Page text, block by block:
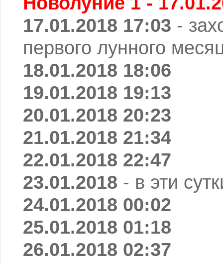
17.01.2018 17:03 -
первого лунного
18.01.2018 18:06
19.01.2018 19:13
20.01.2018 20:23
21.01.2018 21:34
22.01.2018 22:47
23.01.2018 - в эти
24.01.2018 00:02
25.01.2018 01:18
26.01.2018 02:37